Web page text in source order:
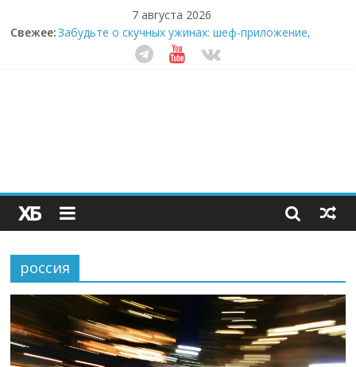
7 августа 2026
Свежее:Забудьте о скучных ужинах: шеф-приложение,
которое видит вашу еду насквозь
Небо зовёт: как бизнес на полётах дронов и
Секрет супергидратации: почему кокосовая вода с
пребиотиками становится главным трендом
здорового питания
россия